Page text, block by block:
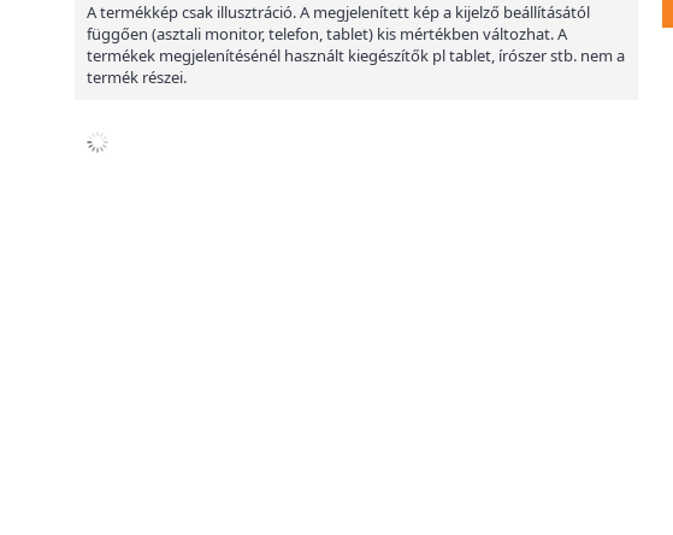
A termékkép csak illusztráció. A megjelenített kép a kijelző beállításától
függően (asztali monitor, telefon, tablet) kis mértékben változhat. A
termékek megjelenítésénél használt kiegészítők pl tablet, írószer stb. nem a
termék részei.